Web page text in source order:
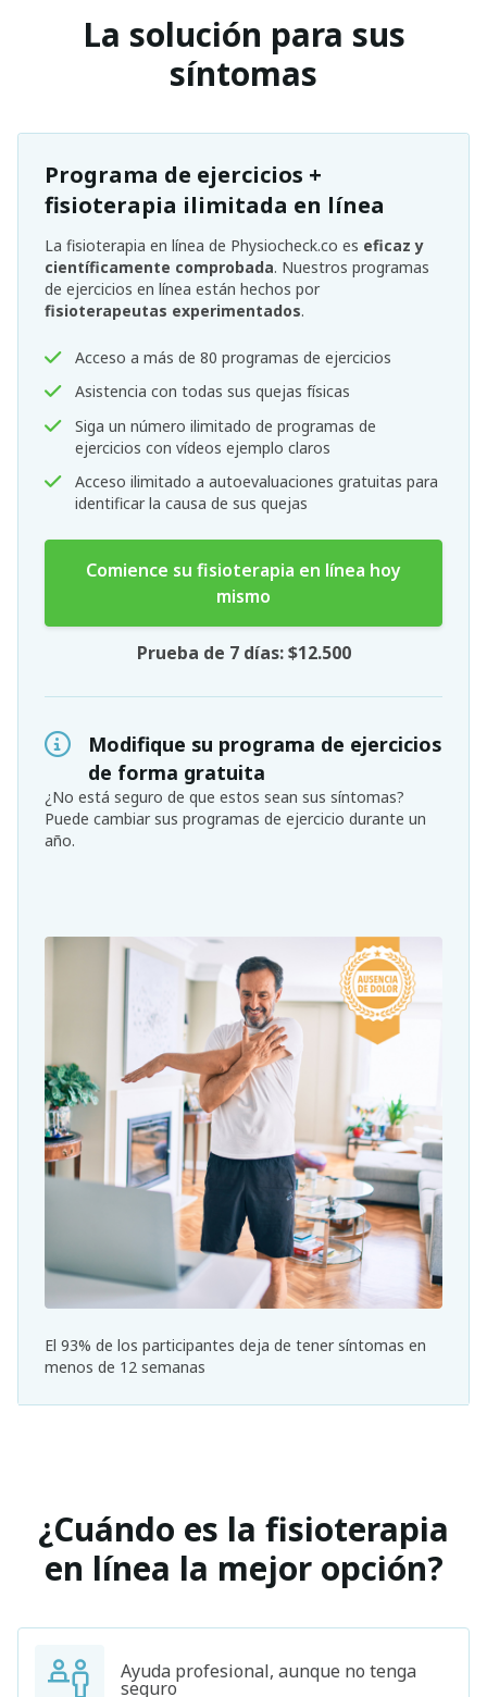
La solución para sus
síntomas
Programa de ejercicios +
fisioterapia ilimitada en línea
La fisioterapia en línea de Physiocheck.co es eficaz y
científicamente comprobada. Nuestros programas
de ejercicios en línea están hechos por
fisioterapeutas experimentados.
Acceso a más de 80 programas de ejercicios
Asistencia con todas sus quejas físicas
Siga un número ilimitado de programas de
ejercicios con vídeos ejemplo claros
Acceso ilimitado a autoevaluaciones gratuitas para
identificar la causa de sus quejas
Comience su fisioterapia en línea hoy
mismo
Prueba de 7 días: $12.500
El 93% de los participantes deja de tener síntomas en
menos de 12 semanas
Modifique su programa de ejercicios
de forma gratuita
¿No está seguro de que estos sean sus síntomas?
Puede cambiar sus programas de ejercicio durante un
año.
¿Cuándo es la fisioterapia
en línea la mejor opción?
Ayuda profesional, aunque no tenga
seguro